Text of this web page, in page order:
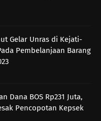
Gelar Unras di Kejati-
Pembelanjaan Barang
Dana BOS Rp231 Juta,
Pencopotan Kepsek